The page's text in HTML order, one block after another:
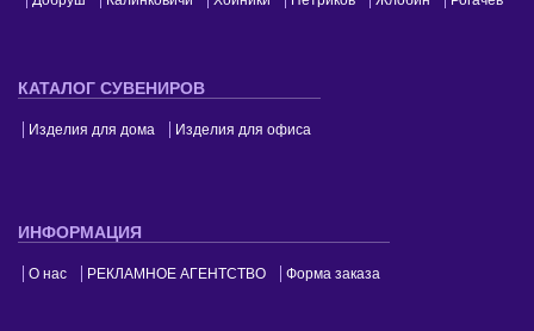
КАТАЛОГ СУВЕНИРОВ
Изделия для дома Изделия для офиса
ИНФОРМАЦИЯ
О нас РЕКЛАМНОЕ АГЕНТСТВО Форма заказа